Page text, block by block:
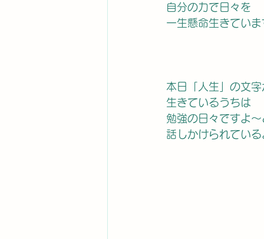
自分の力で日々を
一生懸命生きてい
本日「人生」の文字
生きているうちは
勉強の日々ですよ〜
話しかけられてい